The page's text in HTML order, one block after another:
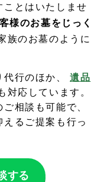
地確認後に最終お見
なかお墓参りに行け
👉 詳しくはこちら
】 平素より「春夏秋
ございます。 この
り代行のご依頼に
め受付を終了いたし
より感謝申し上げま
て対応させていただ
とはいたしませ
様のお墓をじっく
族のお墓のように
代行のほか、遺品
対応しています。
相談も可能で、
るご提案も行っ
する